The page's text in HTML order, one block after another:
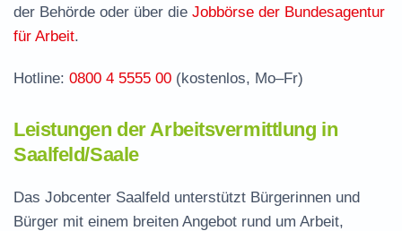
Häufige Fragen rund ums Jobcenter
der Behörde oder über die Jobbörse der Bundesagentur
für Arbeit.
Hotline: 0800 4 5555 00 (kostenlos, Mo–Fr)
Leistungen der Arbeitsvermittlung in
Saalfeld/Saale
Das Jobcenter Saalfeld unterstützt Bürgerinnen und
Bürger mit einem breiten Angebot rund um Arbeit,